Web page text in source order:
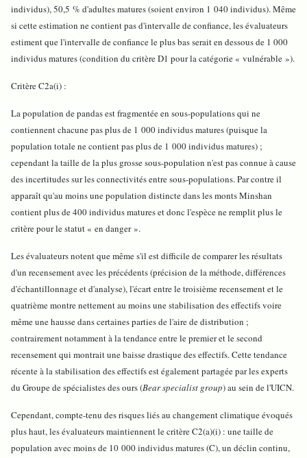
individus), 50,5 % d'adultes matures (soient environ 1 040 individus). Même
si cette estimation ne contient pas d'intervalle de confiance, les évaluateurs
estiment que l'intervalle de confiance le plus bas serait en dessous de 1 000
individus matures (condition du critère D1 pour la catégorie « vulnérable »).
Critère C2a(i) :
La population de pandas est fragmentée en sous-populations qui ne
contiennent chacune pas plus de 1 000 individus matures (puisque la
population totale ne contient pas plus de 1 000 individus matures) ;
cependant la taille de la plus grosse sous-population n'est pas connue à cause
des incertitudes sur les connectivités entre sous-populations. Par contre il
apparaît qu'au moins une population distincte dans les monts Minshan
contient plus de 400 individus matures et donc l'espèce ne remplit plus le
critère pour le statut « en danger ».
Les évaluateurs notent que même s'il est difficile de comparer les résultats
d'un recensement avec les précédents (précision de la méthode, différences
d'échantillonnage et d'analyse), l'écart entre le troisième recensement et le
quatrième montre nettement au moins une stabilisation des effectifs voire
même une hausse dans certaines parties de l'aire de distribution ;
contrairement notamment à la tendance entre le premier et le second
recensement qui montrait une baisse drastique des effectifs. Cette tendance
récente à la stabilisation des effectifs est également partagée par les experts
du Groupe de spécialistes des ours (Bear specialist group) au sein de l'UICN.
Cependant, compte-tenu des risques liés au changement climatique évoqués
plus haut, les évaluateurs maintiennent le critère C2(a)(i) : une taille de
population avec moins de 10 000 individus matures (C), un déclin continu,